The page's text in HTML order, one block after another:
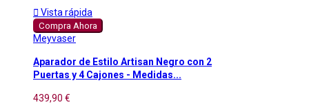
 Vista rápida
Compra Ahora
Meyvaser
Aparador de Estilo Artisan Negro con 2
Puertas y 4 Cajones - Medidas...
439,90 €